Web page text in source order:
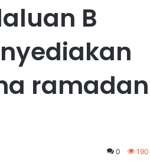
B
ramadan
0 190